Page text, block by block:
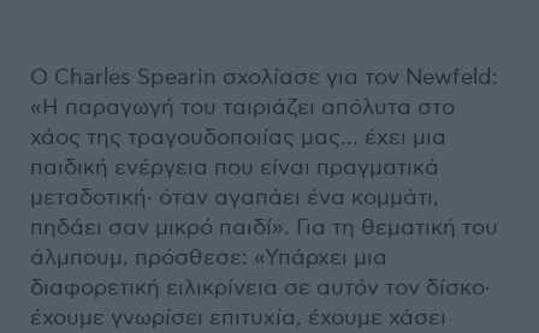
Ο Charles Spearin σχολίασε για τον Newfeld:
«Η παραγωγή του ταιριάζει απόλυτα στο
χάος της τραγουδοποιίας μας… έχει μια
παιδική ενέργεια που είναι πραγματικά
μεταδοτική· όταν αγαπάει ένα κομμάτι,
πηδάει σαν μικρό παιδί». Για τη θεματική του
άλμπουμ, πρόσθεσε: «Υπάρχει μια
διαφορετική ειλικρίνεια σε αυτόν τον δίσκο·
έχουμε γνωρίσει επιτυχία, έχουμε χάσει